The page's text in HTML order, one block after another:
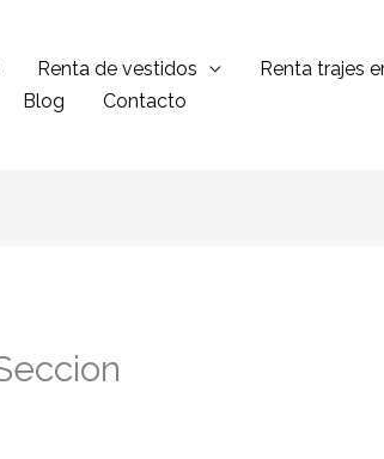
Renta de vestidos Renta trajes
Blog Contacto